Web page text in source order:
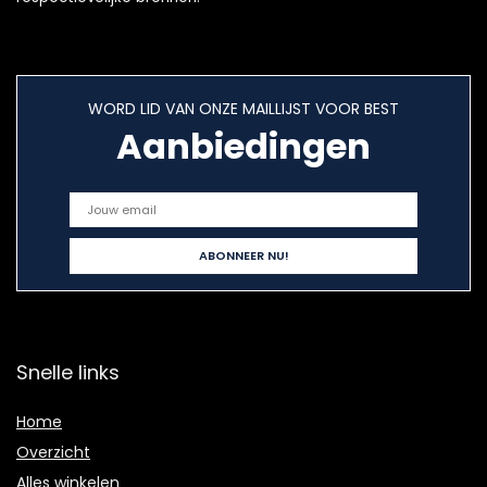
WORD LID VAN ONZE MAILLIJST VOOR BEST
Aanbiedingen
Snelle links
Home
Overzicht